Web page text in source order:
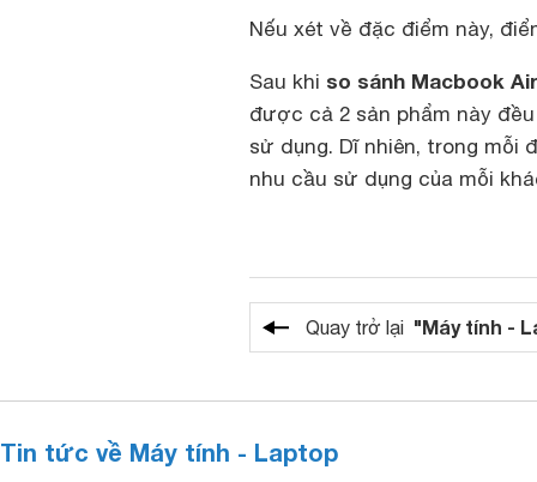
Nếu xét về đặc điểm này,
Sau khi so sánh Macbook
được cả 2 sản phẩm này
sử dụng. Dĩ nhiên, trong mỗi
nhu cầu sử dụng của mỗi
Quay trở lại "Máy tính -
Tin tức về Máy tính - Laptop